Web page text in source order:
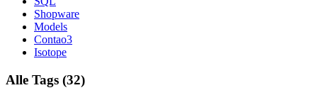
Shopware
Models
Contao3
Isotope
Alle Tags (32)